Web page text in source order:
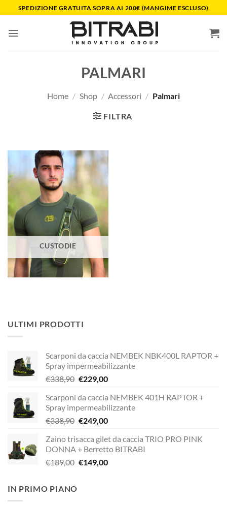
ai
contenuti
SPEDIZIONE GRATUITA SOPRA AI 200€ (MANGIME ESCLUSO)
PALMARI
Home / Shop / Accessori / Palmari
FILTRA
CUSTODIE
ULTIMI PRODOTTI
Scarponi da caccia NEMBEK NBK400L RAPTOR +
Spray impermeabilizzante
€338,90 Il
originale
era:
€338,90.
€229,00Il
attuale
è:
€229,00.
Scarponi da caccia NEMBEK 401H RAPTOR +
Spray impermeabilizzante
€338,90 Il
originale
era:
€338,90.
€249,00Il
attuale
è:
€249,00.
Zaino trisacca gilet da caccia TRIO PRO PINK
DONNA + Berretto BITRABI
€189,00 Il
€149,00Il
IN PRIMO PIANO